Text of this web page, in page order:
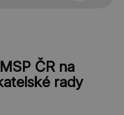
ČR na
rady